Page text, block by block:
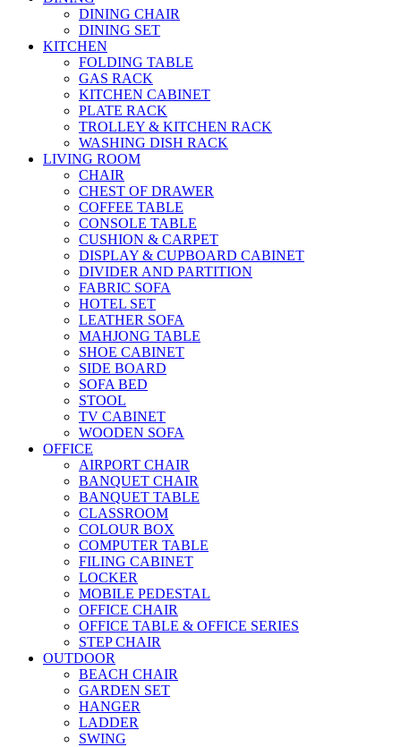
DINING CHAIR
DINING SET
KITCHEN
FOLDING TABLE
GAS RACK
KITCHEN CABINET
PLATE RACK
TROLLEY & KITCHEN RACK
WASHING DISH RACK
LIVING ROOM
CHAIR
CHEST OF DRAWER
COFFEE TABLE
CONSOLE TABLE
CUSHION & CARPET
DISPLAY & CUPBOARD CABINET
DIVIDER AND PARTITION
FABRIC SOFA
HOTEL SET
LEATHER SOFA
MAHJONG TABLE
SHOE CABINET
SIDE BOARD
SOFA BED
STOOL
TV CABINET
WOODEN SOFA
OFFICE
AIRPORT CHAIR
BANQUET CHAIR
BANQUET TABLE
CLASSROOM
COLOUR BOX
COMPUTER TABLE
FILING CABINET
LOCKER
MOBILE PEDESTAL
OFFICE CHAIR
OFFICE TABLE & OFFICE SERIES
STEP CHAIR
OUTDOOR
BEACH CHAIR
GARDEN SET
HANGER
LADDER
SWING